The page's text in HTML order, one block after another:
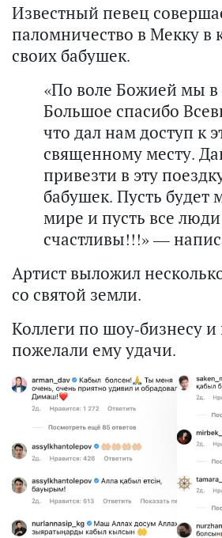
Известный певец
паломничество в Мекку в
своих бабушек.
«По воле Божией мы в
Большое спасибо
что дал нам доступ к
священному месту.
привезти в эту
бабушек. Пусть будет
мире и пусть все
счастливы!!!» —
Артист выложил
со святой земли.
Коллеги по шоу-бизнесу
пожелали ему удачи.